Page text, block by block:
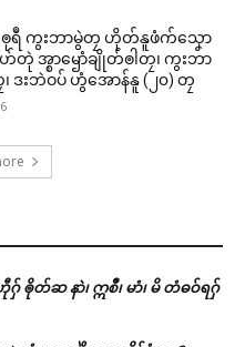
ထၜုရဳ ကွးဘာမွဲတၠ ဟိုတ်နူဖံက်သၞော
အ္စာၝောံချိုတ်ၜါတၠ၊ ကွးဘာ
ဒးဘဲဝပ် ဟွံအောန်နူ (၂၀) တၠ
ၜိုတ်ဆ နာဲ၊ ဣစဳ၊ မာံ၊ မိ တံဓဝ်ရဂှ်